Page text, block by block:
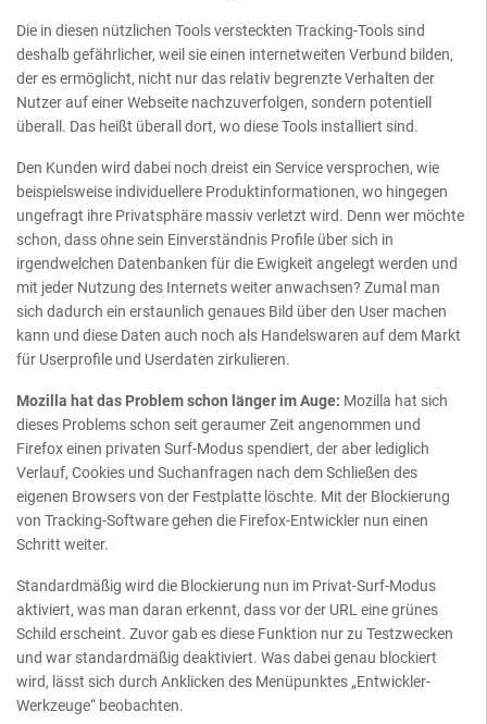
Die in diesen nützlichen Tools versteckten Tracking-Tools sind
deshalb gefährlicher, weil sie einen internetweiten Verbund bilden,
der es ermöglicht, nicht nur das relativ begrenzte Verhalten der
Nutzer auf einer Webseite nachzuverfolgen, sondern potentiell
überall. Das heißt überall dort, wo diese Tools installiert sind.
Den Kunden wird dabei noch dreist ein Service versprochen, wie
beispielsweise individuellere Produktinformationen, wo hingegen
ungefragt ihre Privatsphäre massiv verletzt wird. Denn wer möchte
schon, dass ohne sein Einverständnis Profile über sich in
irgendwelchen Datenbanken für die Ewigkeit angelegt werden und
mit jeder Nutzung des Internets weiter anwachsen? Zumal man
sich dadurch ein erstaunlich genaues Bild über den User machen
kann und diese Daten auch noch als Handelswaren auf dem Markt
für Userprofile und Userdaten zirkulieren.
Mozilla hat das Problem schon länger im Auge: Mozilla hat sich
dieses Problems schon seit geraumer Zeit angenommen und
Firefox einen privaten Surf-Modus spendiert, der aber lediglich
Verlauf, Cookies und Suchanfragen nach dem Schließen des
eigenen Browsers von der Festplatte löschte. Mit der Blockierung
von Tracking-Software gehen die Firefox-Entwickler nun einen
Schritt weiter.
Standardmäßig wird die Blockierung nun im Privat-Surf-Modus
aktiviert, was man daran erkennt, dass vor der URL eine grünes
Schild erscheint. Zuvor gab es diese Funktion nur zu Testzwecken
und war standardmäßig deaktiviert. Was dabei genau blockiert
wird, lässt sich durch Anklicken des Menüpunktes „Entwickler-
Werkzeuge“ beobachten.